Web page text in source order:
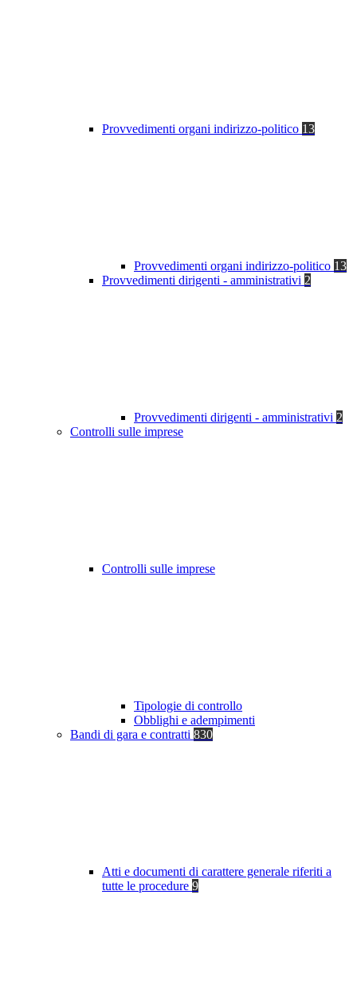
Provvedimenti organi indirizzo-politico 13
Provvedimenti organi indirizzo-politico 13
Provvedimenti dirigenti - amministrativi 2
Provvedimenti dirigenti - amministrativi 2
Controlli sulle imprese
Controlli sulle imprese
Tipologie di controllo
Obblighi e adempimenti
Bandi di gara e contratti 830
Atti e documenti di carattere generale riferiti a
tutte le procedure 9